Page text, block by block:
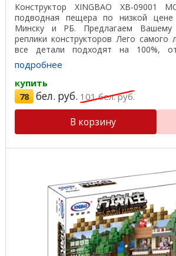
Конструктор XINGBAO XB-09001
подводная пещера по низкой
Минску и РБ. Предлагаем Вашему
реплики конструкторов Лего самого
все детали подходят на 100%,
красивая ...
подробнее
купить
78 бел. руб. 101бел. руб.
В корзину